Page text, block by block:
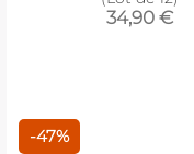
34,90 €
-47%